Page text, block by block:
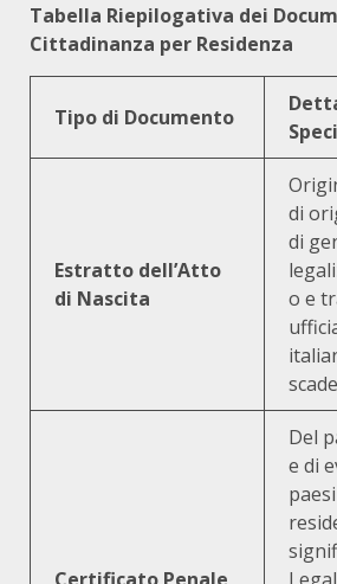
Tabella Riepilogativa dei
Cittadinanza per Residenza
Tipo di Documento
Estratto dell’Atto
di Nascita
di
di
o e
Del
e di